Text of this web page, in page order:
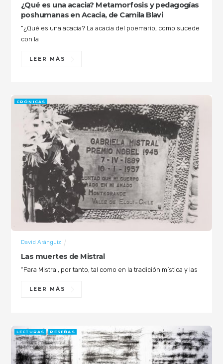
¿Qué es una acacia? Metamorfosis y pedagogías
poshumanas en Acacia, de Camila Blavi
“¿Qué es una acacia? La acacia del poemario, como sucede
con la
LEER MÁS
Las muertes de Mistral
David Aránguiz
CRÓNICAS
“Para Mistral, por tanto, tal como en la tradición mística y las
LEER MÁS
LECTURAS RESEÑAS